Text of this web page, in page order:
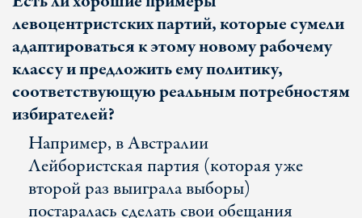
левоцентристских партий, которые сумели
адаптироваться к этому новому рабочему
классу и предложить ему политику,
соответствующую реальным потребностям
избирателей?
Например, в Австралии
Лейбористская партия (которая уже
второй раз выиграла выборы)
постаралась сделать свои обещания